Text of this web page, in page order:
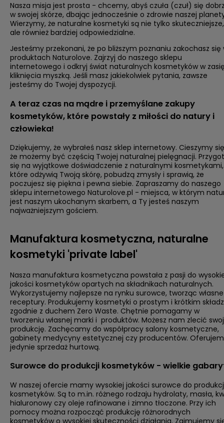
Nasza misja jest prosta - chcemy, abyś czuła (czuł) się
w swojej skórze, dbając jednocześnie o zdrowie naszej
Wierzymy, że naturalne kosmetyki są nie tylko skuteczniejsze,
ale również bardziej odpowiedzialne.
Jesteśmy przekonani, że po bliższym poznaniu zakochasz się
produktach Naturolove. Zajrzyj do naszego sklepu
internetowego i odkryj świat naturalnych kosmetyków w
kliknięcia myszką. Jeśli masz jakiekolwiek pytania, zawsze
jesteśmy do Twojej dyspozycji.
A teraz czas na mądre i przemyślane zakupy
kosmetyków, które powstały z miłości do natury i
człowieka!
Dziękujemy, że wybrałeś nasz sklep internetowy. Cieszymy
że możemy być częścią Twojej naturalnej pielęgnacji.
się na wyjątkowe doświadczenie z naturalnymi kosmetykami,
które odżywią Twoją skórę, pobudzą zmysły i sprawią, że
poczujesz się piękna i pewna siebie. Zapraszamy do naszego
sklepu internetowego Naturolove.pl - miejsca, w którym
jest naszym ukochanym skarbem, a Ty jesteś naszym
najważniejszym gościem.
Manufaktura kosmetyczna, naturalne
kosmetyki 'private label'
Nasza manufaktura kosmetyczna powstała z pasji do
jakości kosmetyków opartych na składnikach naturalnych.
Wykorzystujemy najlepsze na rynku surowce, tworząc własne
receptury. Produkujemy kosmetyki o prostym i krótkim
zgodnie z duchem Zero Waste. Chętnie pomagamy w
tworzeniu własnej marki i produktów. Możesz nam zlecić
produkcję. Zachęcamy do współpracy salony kosmetyczne,
gabinety medycyny estetycznej czy producentów.
jedynie sprzedaż hurtową.
Surowce do produkcji kosmetyków - wielkie
W naszej ofercie mamy wysokiej jakości surowce do
kosmetyków. Są to m.in. różnego rodzaju hydrolaty, masła,
hialuronowy czy oleje rafinowane i zimno tłoczone. Przy ich
pomocy można rozpocząć produkcję różnorodnych
kosmetyków o wysokiej skuteczności działania. Zajmujemy